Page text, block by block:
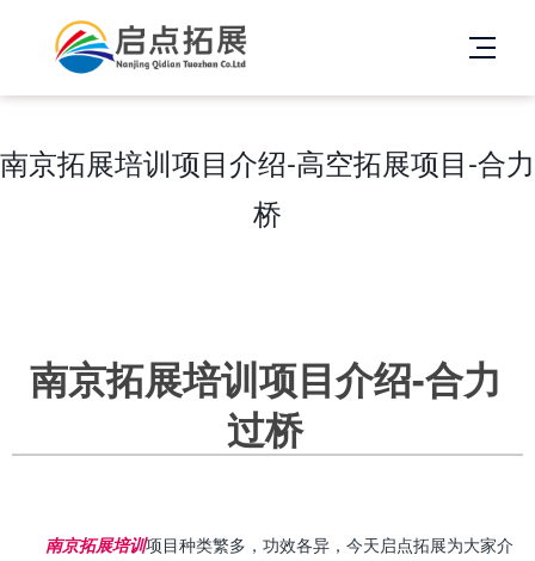
南京拓展培训项目介绍-高空拓展项目-合力
桥
南京拓展培训项目介绍-合力
过桥
南京拓展培训项目种类繁多，功效各异，今天 启点拓展为大家介